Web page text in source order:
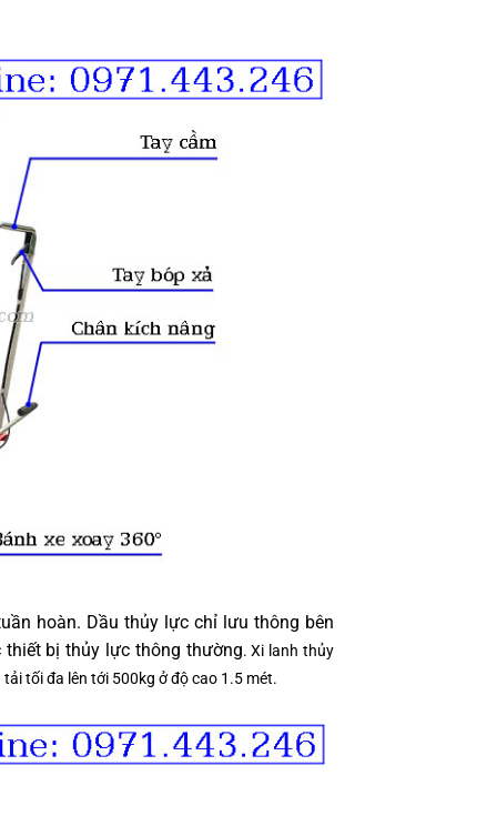
hoàn. Dầu thủy lực chỉ lưu thông bên
bị thủy lực thông thường. Xi lanh thủy
tối đa lên tới 500kg ở độ cao 1.5 mét.